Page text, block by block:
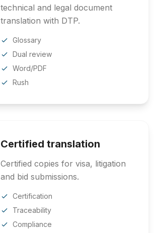
technical and legal document
translation with DTP.
Glossary
Dual review
Word/PDF
Rush
Certified translation
Certified copies for visa, litigation
and bid submissions.
Certification
Traceability
Compliance